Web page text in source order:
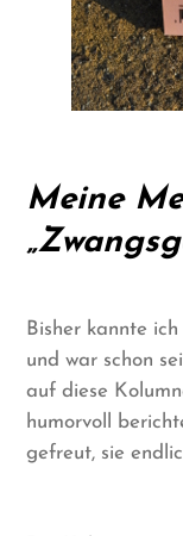
Meine
Bisher kannte
und war schon
auf diese
humorvoll
gefreut, sie